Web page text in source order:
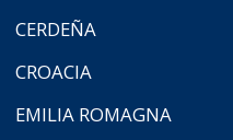
CERDEÑA
CROACIA
EMILIA ROMAGNA